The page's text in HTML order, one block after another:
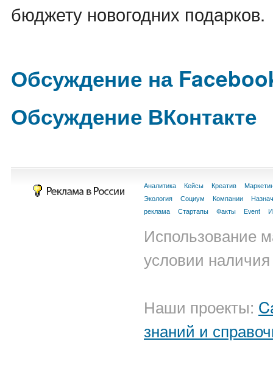
бюджету новогодних подарков.
Обсуждение на
Обсуждение ВКонтакте
Аналитика Кейсы Креатив
Экология
Социум Компании
реклама
Стартапы Факты Event
Использование
условии
Наши проекты:
знаний и